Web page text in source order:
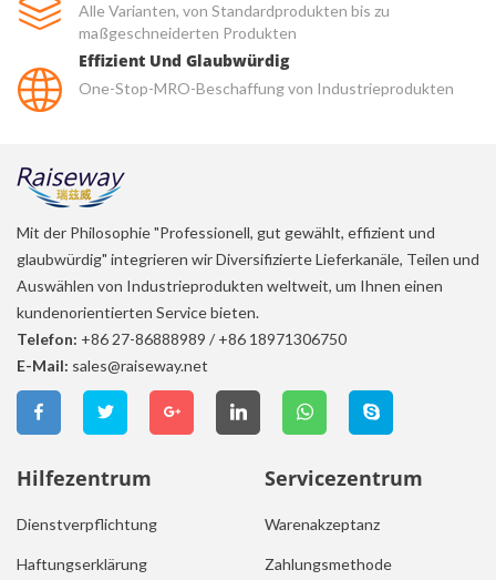
Alle Varianten, von Standardprodukten bis zu
maßgeschneiderten Produkten
Effizient Und Glaubwürdig
One-Stop-MRO-Beschaffung von Industrieprodukten
Mit der Philosophie "Professionell, gut gewählt, effizient und
glaubwürdig" integrieren wir Diversifizierte Lieferkanäle, Teilen und
Auswählen von Industrieprodukten weltweit, um Ihnen einen
kundenorientierten Service bieten.
Telefon: +86 27-86888989 / +86 18971306750
E-Mail: sales@raiseway.net
Hilfezentrum
Dienstverpflichtung
Haftungserklärung
Servicezentrum
Warenakzeptanz
Zahlungsmethode